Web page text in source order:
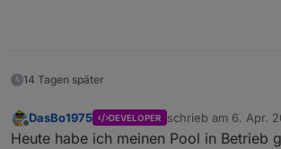
14 Tagen später
Offline
DasBo1975 DEVELOPER schrieb am 6. Apr.
zuletzt editiert von
Heute habe ich meinen Pool in Betrieb